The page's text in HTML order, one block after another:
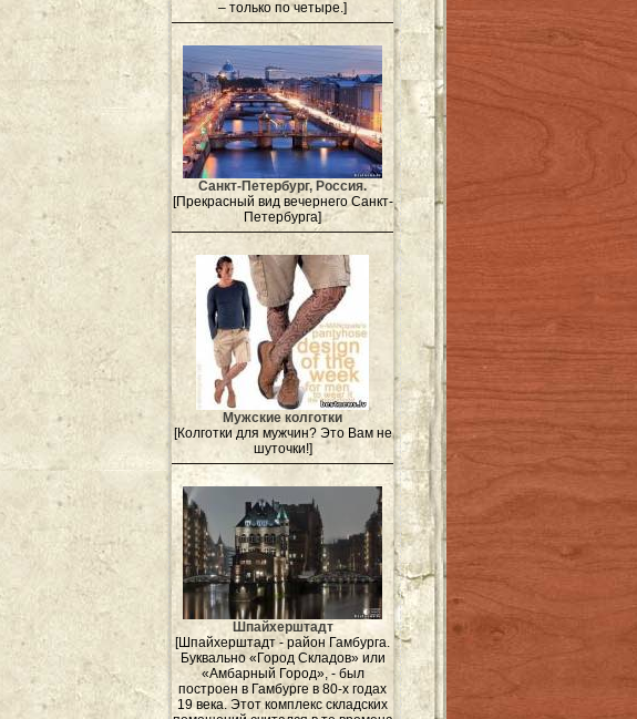
– только по четыре.]
Санкт-Петербург, Россия.
[Прекрасный вид вечернего Санкт-
Петербурга]
Мужские колготки
[Колготки для мужчин? Это Вам не
шуточки!]
Шпайхерштадт
[Шпайхерштадт - район Гамбурга.
Буквально «Город Складов» или
«Амбарный Город», - был
построен в Гамбурге в 80-х годах
19 века. Этот комплекс складских